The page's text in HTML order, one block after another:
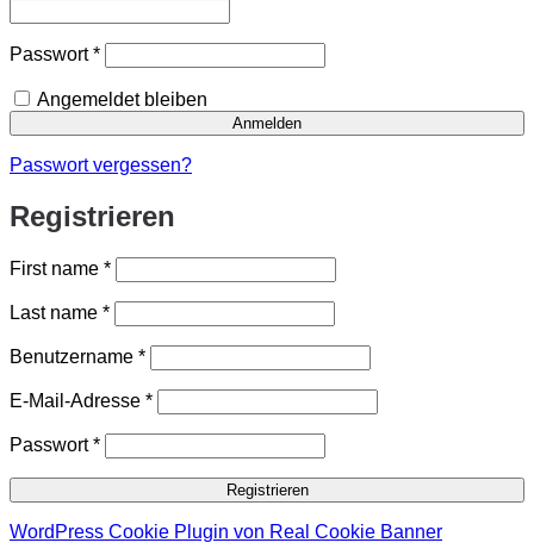
Passwort*Erforderlich
Angemeldet bleiben
Anmelden
Passwort vergessen?
Registrieren
First name *
Last name *
Benutzername *Erforderlich
E-Mail-Adresse *Erforderlich
Passwort*Erforderlich
Registrieren
WordPress Cookie Plugin von Real Cookie Banner